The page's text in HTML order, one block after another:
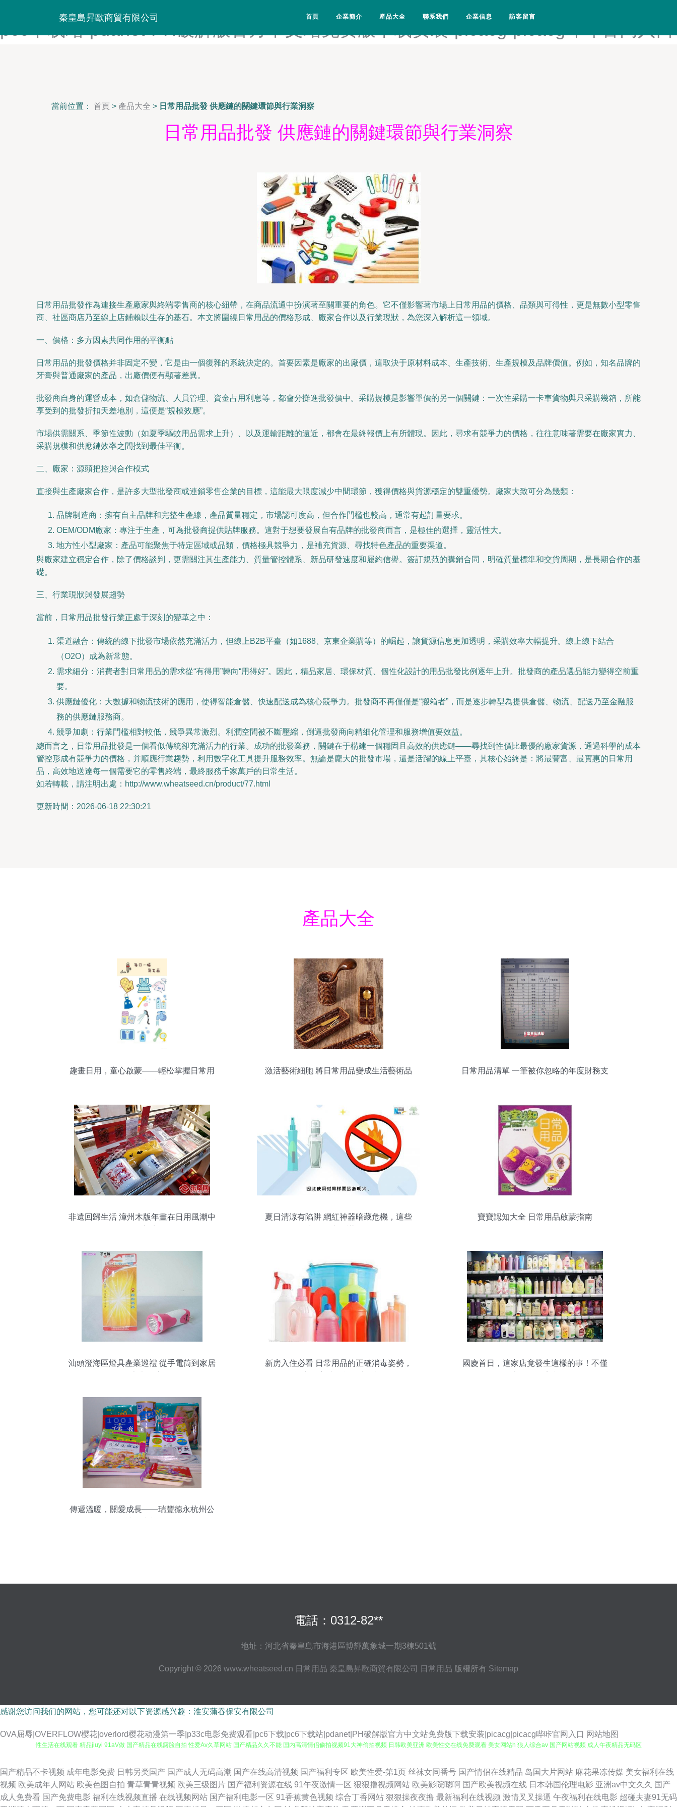
OVA屈辱-OVERFLOW樱花-overlord樱花动漫第一季-p33c电影免费观看-pc6下载-
秦皇島昇歐商貿有限公司 首頁 企業簡介 產品大全 聯系我們 企業信息 訪客留言
當前位置： 首頁 > 產品大全 > 日常用品批發 供應鏈的關鍵環節與行業洞察
日常用品批發 供應鏈的關鍵環節與行業洞察
日常用品批發作為連接生產廠家與終端零售商的核心紐帶，在商品流通中扮演著至關重要的角色。它不僅影響著市場上日常用品的價格、品類與可得性，更是無數小型零售
商、社區商店乃至線上店鋪賴以生存的基石。本文將圍繞日常用品的價格形成、廠家合作以及行業現狀，為您深入解析這一領域。
一、價格：多方因素共同作用的平衡點
日常用品的批發價格并非固定不變，它是由一個復雜的系統決定的。首要因素是廠家的出廠價，這取決于原材料成本、生產技術、生產規模及品牌價值。例如，知名品牌的
牙膏與普通廠家的產品，出廠價便有顯著差異。
批發商自身的運營成本，如倉儲物流、人員管理、資金占用利息等，都會分攤進批發價中。采購規模是影響單價的另一個關鍵：一次性采購一卡車貨物與只采購幾箱，所能
享受到的批發折扣天差地別，這便是“規模效應”。
市場供需關系、季節性波動（如夏季驅蚊用品需求上升）、以及運輸距離的遠近，都會在最終報價上有所體現。因此，尋求有競爭力的價格，往往意味著需要在廠家實力、
采購規模和供應鏈效率之間找到最佳平衡。
二、廠家：源頭把控與合作模式
直接與生產廠家合作，是許多大型批發商或連鎖零售企業的目標，這能最大限度減少中間環節，獲得價格與貨源穩定的雙重優勢。廠家大致可分為幾類：
品牌制造商：擁有自主品牌和完整生產線，產品質量穩定，市場認可度高，但合作門檻也較高，通常有起訂量要求。
OEM/ODM廠家：專注于生產，可為批發商提供貼牌服務。這對于想要發展自有品牌的批發商而言，是極佳的選擇，靈活性大。
地方性小型廠家：產品可能聚焦于特定區域或品類，價格極具競爭力，是補充貨源、尋找特色產品的重要渠道。
與廠家建立穩定合作，除了價格談判，更需關注其生產能力、質量管控體系、新品研發速度和履約信譽。簽訂規范的購銷合同，明確質量標準和交貨周期，是長期合作的基
礎。
三、行業現狀與發展趨勢
當前，日常用品批發行業正處于深刻的變革之中：
渠道融合：傳統的線下批發市場依然充滿活力，但線上B2B平臺（如1688、京東企業購等）的崛起，讓貨源信息更加透明，采購效率大幅提升。線上線下結合
（O2O）成為新常態。
需求細分：消費者對日常用品的需求從“有得用”轉向“用得好”。因此，精品家居、環保材質、個性化設計的用品批發比例逐年上升。批發商的產品選品能力變得空前重
要。
供應鏈優化：大數據和物流技術的應用，使得智能倉儲、快速配送成為核心競爭力。批發商不再僅僅是“搬箱者”，而是逐步轉型為提供倉儲、物流、配送乃至金融服
務的供應鏈服務商。
競爭加劇：行業門檻相對較低，競爭異常激烈。利潤空間被不斷壓縮，倒逼批發商向精細化管理和服務增值要效益。
總而言之，日常用品批發是一個看似傳統卻充滿活力的行業。成功的批發業務，關鍵在于構建一個穩固且高效的供應鏈——尋找到性價比最優的廠家貨源，通過科學的成本
管控形成有競爭力的價格，并順應行業趨勢，利用數字化工具提升服務效率。無論是龐大的批發市場，還是活躍的線上平臺，其核心始終是：將最豐富、最實惠的日常用
品，高效地送達每一個需要它的零售終端，最終服務千家萬戶的日常生活。
如若轉載，請注明出處：http://www.wheatseed.cn/product/77.html
更新時間：2026-06-18 22:30:21
產品大全
趣畫日用，童心啟蒙——輕松掌握日常用
激活藝術細胞 將日常用品變成生活藝術品
日常用品清單 一筆被你忽略的年度財務支
非遺回歸生活 漳州木版年畫在日用風潮中
夏日清涼有陷阱 網紅神器暗藏危機，這些
寶寶認知大全 日常用品啟蒙指南
汕頭澄海區燈具產業巡禮 從手電筒到家居
新房入住必看 日常用品的正確消毒姿勢，
國慶首日，這家店竟發生這樣的事！不僅
傳遞溫暖，關愛成長——瑞豐德永杭州公
電話：0312-82**
地址：河北省秦皇島市海港區博輝萬象城一期3棟501號
Copyright © 2026 www.wheatseed.cn 日常用品 秦皇島昇歐商貿有限公司 日常用品 版權所有 Sitemap
感谢您访问我们的网站，您可能还对以下资源感兴趣：淮安蒲吞保安有限公司
OVA屈辱|OVERFLOW樱花|overlord樱花动漫第一季|p33c电影免费观看|pc6下载|pc6下载站|pdanet|PH破解版官方中文站免费版下载安装|picacg|picacg哔咔官网入口 网站地图
性生活在线观看 精品jiuyi 91aV做 国产精品在线露脸自拍 性爱Av久草网站 国产精品久久不能 国内高清情侣偷拍视频91大神偷拍视频 日韩欧美亚洲 欧美性交在线免费观看 美女网站h 狼人综合av 国产网站视频 成人午夜精品无码区
合视频区 男人的天堂Av网 精品国产高清传媒 国产欧美日韩国产 草草久久成人在线 97免费资源 91传媒视频传媒视频 日v韩在 wwwsss色播 中文字幕av网址 网站久久|精品国产自在 久久成人超碰 在线观看免费小视频 四虎色情 欧美
国产精品不卡视频 成年电影免费 日韩另类国产 国产成人无码高潮 国产在线高清视频 国产福利专区 欧美性爱-第1页 丝袜女同番号 国产情侣在线精品 岛国大片网站 麻花果冻传媒 美女福利在线
视频 欧美成年人网站 欧美色图自拍 青草青青视频 欧美三级图片 国产福利资源在线 91午夜激情一区 狠狠撸视频网站 欧美影院嗯啊 国产欧美视频在线 日本韩国伦理电影 亚洲av中文久久 国产
成人免费看 国产免费电影 福利在线视频直播 在线视频网站 国产福利电影一区 91香蕉黄色视频 综合丁香网站 狠狠操夜夜撸 最新福利在线视频 激情叉叉操逼 午夜福利在线电影 超碰夫妻91无码